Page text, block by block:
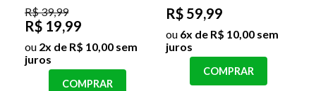
R$ 39,99
R$ 19,99
ou 2x de R$ 10,00 sem
juros
COMPRAR
R$ 59,99
ou 6x de R$ 10,00 sem
juros
COMPRAR